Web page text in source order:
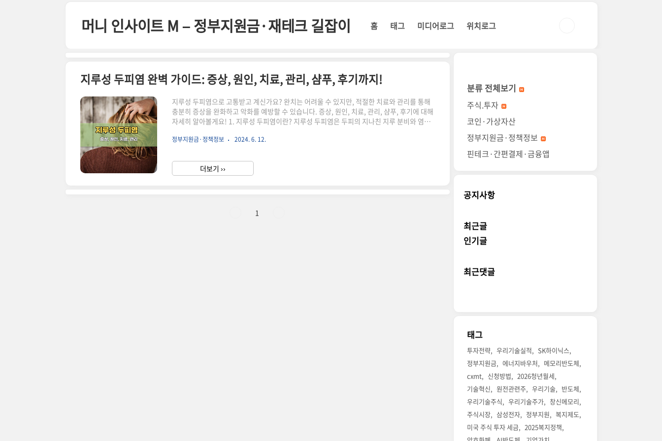
머니 인사이트 M – 정부지원금·재테크 길잡이 홈 태그 미디어로그 위치로그
지루성 두피염 완벽 가이드: 증상, 원인, 치료, 관리, 샴푸, 후기까지!
지루성 두피염으로 고통받고 계신가요? 완치는 어려울 수 있지만, 적절한 치료와 관리를 통해
충분히 증상을 완화하고 악화를 예방할 수 있습니다. 증상, 원인, 치료, 관리, 샴푸, 후기에 대해
자세히 알아볼게요! 1. 지루성 두피염이란? 지루성 두피염은 두피의 지나친 지루 분비와 염증
한 경우 밤에도 잠을 못 이루는 수도 있습니다.비듬: 쌀겨 모양의 노란색 비듬이 지속적으로 발
게 반응하여 통증이나 따가움을 느낄 수 있습니다.모낭염: 심한 경우 모낭에 염증이 생겨 모발
이 얇아지거나 탈모가 발생할 수도 있습니다. 3. 지루..
정부지원금·정책정보 2024. 6. 12.
더보기 ››
1
분류 전체보기
주식.투자
코인·가상자산
정부지원금·정책정보
핀테크·간편결제·금융앱
공지사항
최근글
인기글
최근댓글
태그
투자전략 우리기술실적
SK하이닉스
정부지원금
에너지바우처
메모리반도체
cxmt
신청방법
2026청년월세
기술혁신
원전관련주 우리기술
반도체
우리기술주식
우리기술주가
창신메모리
주식시장
삼성전자 정부지원
복지제도
미국 주식 투자 세금
2025복지정책